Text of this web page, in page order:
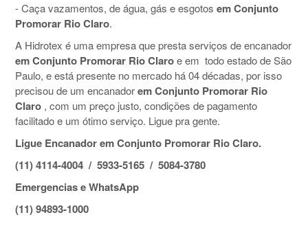
- Caça vazamentos, de água, gás e esgotos em Conjunto
Promorar Rio Claro.
A Hidrotex é uma empresa que presta serviços de encanador
em Conjunto Promorar Rio Claroe em todo estado de São
Paulo, e está presente no mercado há 04 décadas, por isso
precisou de um encanadorem Conjunto Promorar Rio
Claro , com um preço justo, condições de pagamento
facilitado e um ótimo serviço. Ligue pra gente.
Ligue Encanador em Conjunto Promorar Rio Claro.
(11) 4114-4004 / 5933-5165 / 5084-3780
Emergencias e WhatsApp
(11) 94893-1000